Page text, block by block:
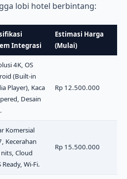
lobi hotel berbintang:
Integrasi
Estimasi Harga
(Mulai)
4K, OS
(Built-in
Player), Kaca
Desain
Rp 12.500.000
Komersial
Kecerahan
Cloud
Ready, Wi-Fi.
Rp 15.500.000